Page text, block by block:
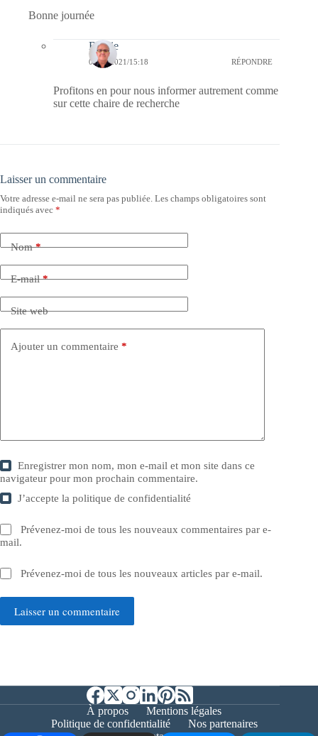
Bonne journée
Bernie
05/03/2021/15:18 RÉPONDRE
Profitons en pour nous informer autrement comme
sur cette chaire de recherche
Laisser un commentaire
Votre adresse e-mail ne sera pas publiée. Les champs obligatoires sont
indiqués avec *
Nom*
E-mail*
Site web
Ajouter un commentaire *
Enregistrer mon nom, mon e-mail et mon site dans ce
navigateur pour mon prochain commentaire.
J’accepte lapolitique de confidentialité
Prévenez-moi de tous les nouveaux commentaires par e-
mail.
Prévenez-moi de tous les nouveaux articles par e-mail.
Laisser un commentaire
À propos
Mentions légales
Politique de confidentialité
Nos partenaires